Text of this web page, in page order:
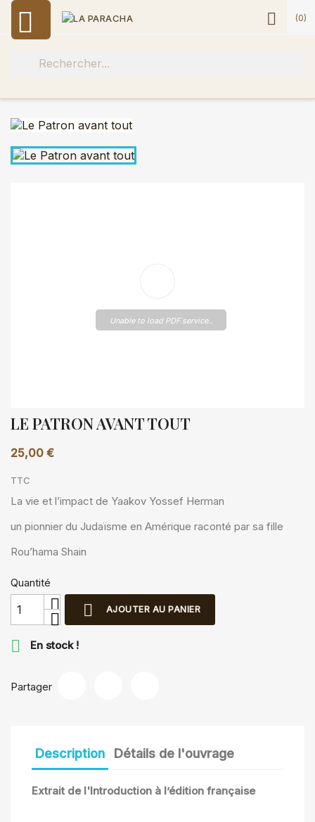
 (0)

Unable to load PDF service..
LE PATRON AVANT TOUT
25,00 €
TTC
La vie et l’impact de Yaakov Yossef Herman
un pionnier du Judaïsme en Amérique raconté par sa fille
Rou’hama Shain
Quantité
 AJOUTER AU PANIER
 En stock !
Partager
Description Détails de l'ouvrage
Extrait de l'Introduction à l’édition française